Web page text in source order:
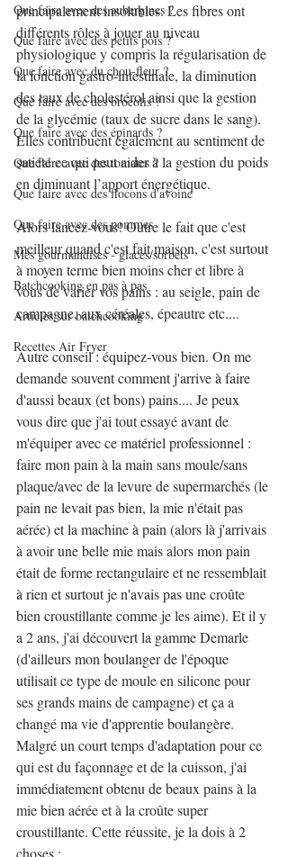
Que faire avec des aubergines ?
Que faire avec des petits pois ?
Que faire avec du chou-fleur ?
Que faire avec des brocolis ?
Que faire avec des épinards ?
Que faire avec des tomates ?
Que faire avec des flocons d'avoine
Que faire avec des pommes
Mes gourmandises - glaces/sorbets
Batchcooking en pas à pas
Articles sur batchcooking
Recettes Air Fryer
principalement insolubles. Les fibres ont
différents rôles à jouer au niveau
physiologique y compris la régularisation de
la fonction gastro-intestinale, la diminution
des taux de cholestérol ainsi que la gestion
de la glycémie (taux de sucre dans le sang).
Elles contribuent également au sentiment de
satiété ce qui peut aider à la gestion du poids
en diminuant l’apport énergétique.
Alors lancez-vous! Outre le fait que c'est
meilleur quand c'est fait maison, c'est surtout
à moyen terme bien moins cher et libre à
vous de varier vos pains : au seigle, pain de
campagne, aux céréales, épeautre etc....
Autre conseil : équipez-vous bien. On me
demande souvent comment j'arrive à faire
d'aussi beaux (et bons) pains.... Je peux
vous dire que j'ai tout essayé avant de
m'équiper avec ce matériel professionnel :
faire mon pain à la main sans moule/sans
plaque/avec de la levure de supermarchés (le
pain ne levait pas bien, la mie n'était pas
aérée) et la machine à pain (alors là j'arrivais
à avoir une belle mie mais alors mon pain
était de forme rectangulaire et ne ressemblait
à rien et surtout je n'avais pas une croûte
bien croustillante comme je les aime). Et il y
a 2 ans, j'ai découvert la gamme Demarle
(d'ailleurs mon boulanger de l'époque
utilisait ce type de moule en silicone pour
ses grands mains de campagne) et ça a
changé ma vie d'apprentie boulangère.
Malgré un court temps d'adaptation pour ce
qui est du façonnage et de la cuisson, j'ai
immédiatement obtenu de beaux pains à la
mie bien aérée et à la croûte super
croustillante. Cette réussite, je la dois à 2